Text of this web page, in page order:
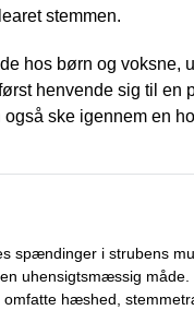
stemmen.
hos børn og voksne,
henvende sig til
ske igennem en
spændinger i strubens
uhensigtsmæssig
hæshed,